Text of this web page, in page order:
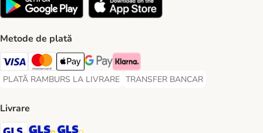
Metode de plată
Visa Payment Method
Master Card Payment Method
Apple Pay Payment Method
Google Pay Payment Method
Klarna Payment Method
PLATĂ RAMBURS LA LIVRARE
PLATĂ RAMBURS LA LIVRARE Payment Method
TRANSFER BANCAR
TRANSFER BANCAR Payment
Livrare
GLS Shipping Method
GLS Locker Shipping Method